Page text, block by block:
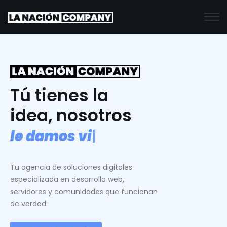
Tú tienes la
idea, nosotros
ledamosvid
Tu agencia de soluciones digitales
especializada en desarrollo web,
servidores y comunidades que funcionan
de verdad.